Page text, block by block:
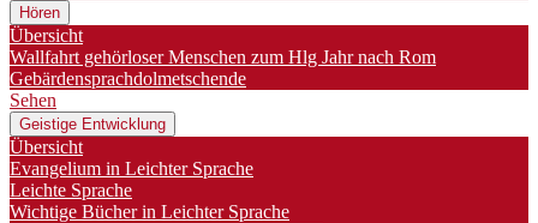
Hören
Übersicht
Wallfahrt gehörloser Menschen zum Hlg Jahr nach Rom
Gebärdensprachdolmetschende
Sehen
Geistige Entwicklung
Übersicht
Evangelium in Leichter Sprache
Leichte Sprache
Wichtige Bücher in Leichter Sprache